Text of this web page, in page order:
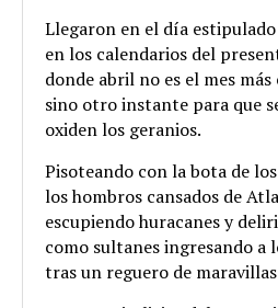
Llegaron en el día estipulado
en los calendarios del
donde abril no es el mes
sino otro instante para que
oxiden los geranios.
Pisoteando con la bota de
los hombros cansados de
escupiendo huracanes y
como sultanes ingresando a
tras un reguero de